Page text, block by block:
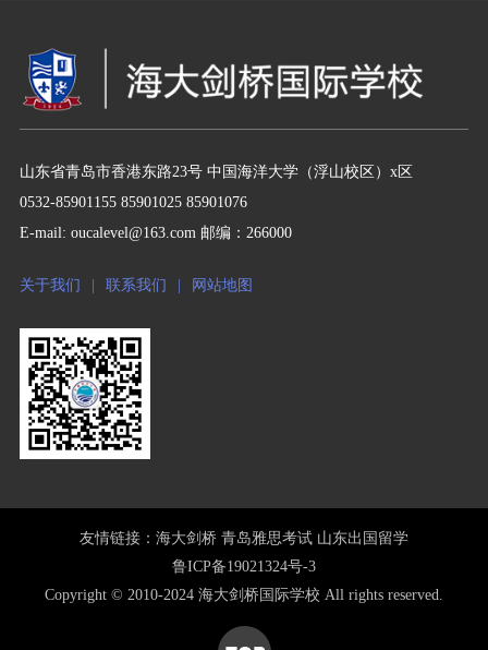
山东省青岛市香港东路23号 中国海洋大学（浮山校区）x区
0532-85901155 85901025 85901076
E-mail: oucalevel@163.com 邮编：266000
关于我们 | 联系我们 | 网站地图
友情链接： 海大剑桥 青岛雅思考试 山东出国留学
鲁ICP备19021324号-3
Copyright © 2010-2024 海大剑桥国际学校 All rights reserved.